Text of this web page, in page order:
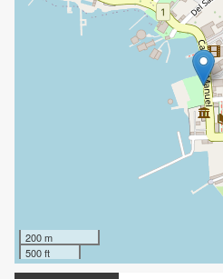
200 m
500 ft